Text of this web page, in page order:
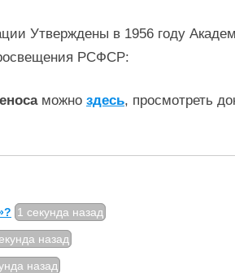
Утверждены в 1956 году
РСФСР:
можно здесь, просмотреть
1 секунда назад
назад
назад